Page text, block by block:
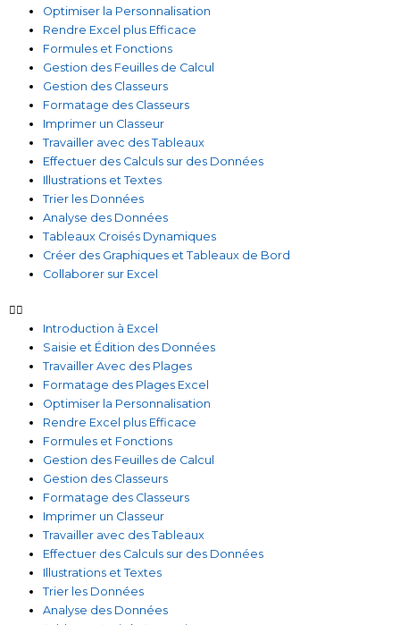
Optimiser la Personnalisation
Rendre Excel plus Efficace
Formules et Fonctions
Gestion des Feuilles de Calcul
Gestion des Classeurs
Formatage des Classeurs
Imprimer un Classeur
Travailler avec des Tableaux
Effectuer des Calculs sur des Données
Illustrations et Textes
Trier les Données
Analyse des Données
Tableaux Croisés Dynamiques
Créer des Graphiques et Tableaux de Bord
Collaborer sur Excel
Introduction à Excel
Saisie et Édition des Données
Travailler Avec des Plages
Formatage des Plages Excel
Optimiser la Personnalisation
Rendre Excel plus Efficace
Formules et Fonctions
Gestion des Feuilles de Calcul
Gestion des Classeurs
Formatage des Classeurs
Imprimer un Classeur
Travailler avec des Tableaux
Effectuer des Calculs sur des Données
Illustrations et Textes
Trier les Données
Analyse des Données